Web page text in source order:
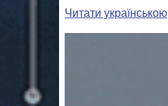
Читати українською